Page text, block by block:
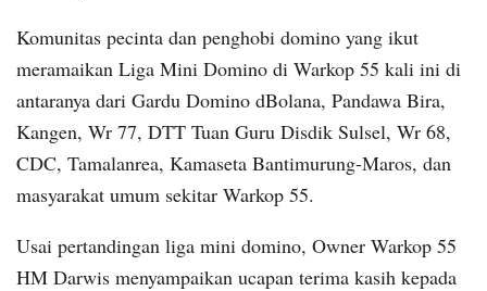
Komunitas pecinta dan penghobi domino yang ikut
meramaikan Liga Mini Domino di Warkop 55 kali ini di
antaranya dari Gardu Domino dBolana, Pandawa Bira,
Kangen, Wr 77, DTT Tuan Guru Disdik Sulsel, Wr 68,
CDC, Tamalanrea, Kamaseta Bantimurung-Maros, dan
masyarakat umum sekitar Warkop 55.
Usai pertandingan liga mini domino, Owner Warkop 55
HM Darwis menyampaikan ucapan terima kasih kepada